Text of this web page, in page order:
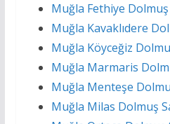
Muğla Fethiye
Muğla Kavaklıdere
Muğla Köyceğiz
Muğla Marmaris
Muğla Menteşe
Muğla Milas Dolmuş